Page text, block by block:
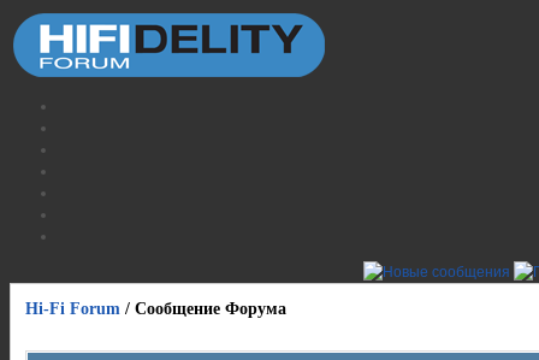
Hi-Fi Forum / Сообщение Форума